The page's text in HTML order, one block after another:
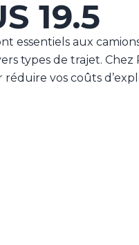
19.5
essentiels aux
types de trajet.
réduire vos coûts